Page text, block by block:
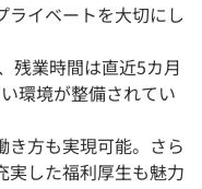
イベートを大切にし
残業時間は直近5カ月
環境が整備されてい
き方も実現可能。さら
実した福利厚生も魅力